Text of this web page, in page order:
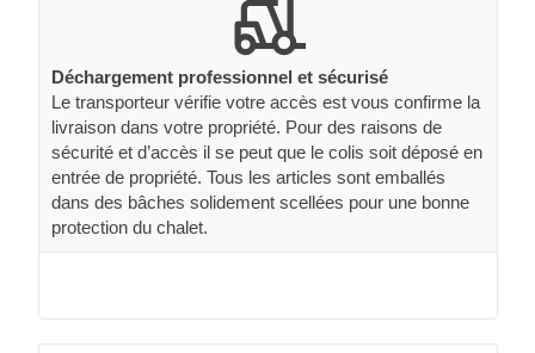
Déchargement professionnel et sécurisé
Le transporteur vérifie votre accès est vous confirme la
livraison dans votre propriété. Pour des raisons de
sécurité et d’accès il se peut que le colis soit déposé en
entrée de propriété. Tous les articles sont emballés
dans des bâches solidement scellées pour une bonne
protection du chalet.